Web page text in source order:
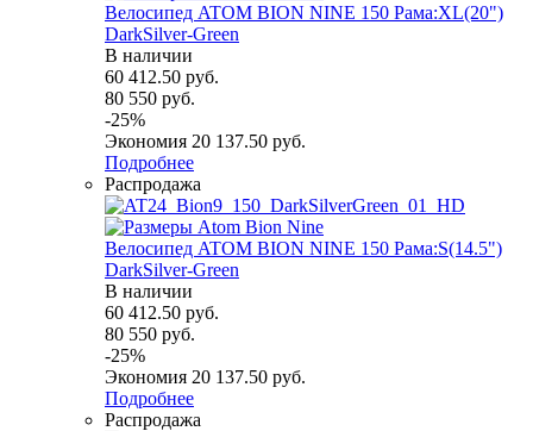
Велосипед ATOM BION NINE 150 Рама:XL(20")
DarkSilver-Green
В наличии
60 412.50 руб.
80 550 руб.
-25%
Экономия 20 137.50 руб.
Подробнее
Распродажа
Велосипед ATOM BION NINE 150 Рама:S(14.5")
DarkSilver-Green
В наличии
60 412.50 руб.
80 550 руб.
-25%
Экономия 20 137.50 руб.
Подробнее
Распродажа